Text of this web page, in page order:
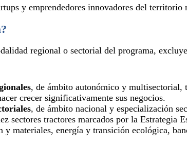
y emprendedores innovadores del territorio
regional o sectorial del programa,
, de ámbito autonómico y multisectorial,
crecer significativamente sus negocios.
, de ámbito nacional y especialización
sectores tractores marcados por la
materiales, energía y transición ecológica,